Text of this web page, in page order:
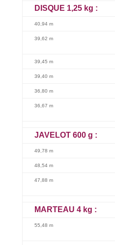
DISQUE 1,25 kg :
40,94 m
39,62 m
39,45 m
39,40 m
36,80 m
36,67 m
JAVELOT 600 g :
49,78 m
48,54 m
47,88 m
MARTEAU 4 kg :
55,48 m